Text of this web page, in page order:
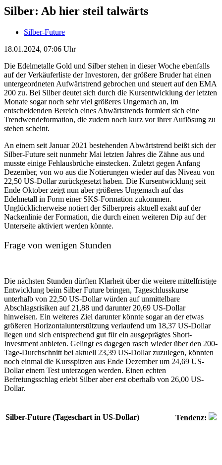
Silber: Ab hier steil talwärts
Silber-Future
18.01.2024, 07:06 Uhr
Die Edelmetalle Gold und Silber stehen in dieser Woche ebenfalls
auf der Verkäuferliste der Investoren, der größere Bruder hat einen
untergeordneten Aufwärtstrend gebrochen und steuert auf den EMA
200 zu. Bei Silber deutet sich durch die Kursentwicklung der letzten
Monate sogar noch sehr viel größeres Ungemach an, im
entscheidenden Bereich eines Abwärtstrends formiert sich eine
Trendwendeformation, die zudem noch kurz vor ihrer Auflösung zu
stehen scheint.
An einem seit Januar 2021 bestehenden Abwärtstrend beißt sich der
Silber-Future seit nunmehr Mai letzten Jahres die Zähne aus und
musste einige Fehlausbrüche einstecken. Zuletzt gegen Anfang
Dezember, von wo aus die Notierungen wieder auf das Niveau von
22,50 US-Dollar zurückgesetzt haben. Die Kursentwicklung seit
Ende Oktober zeigt nun aber größeres Ungemach auf das
Edelmetall in Form einer SKS-Formation zukommen.
Unglücklicherweise notiert der Silberpreis aktuell exakt auf der
Nackenlinie der Formation, die durch einen weiteren Dip auf der
Unterseite aktiviert werden könnte.
Frage von wenigen Stunden
Die nächsten Stunden dürften Klarheit über die weitere mittelfristige
Entwicklung beim Silber Future bringen, Tageschlusskurse
unterhalb von 22,50 US-Dollar würden auf unmittelbare
Abschlagsrisiken auf 21,88 und darunter 20,69 US-Dollar
hinweisen. Ein weiteres Ziel darunter könnte sogar an der etwas
größeren Horizontalunterstützung verlaufend um 18,37 US-Dollar
liegen und sich entsprechend gut für ein ausgeprägtes Short-
Investment anbieten. Gelingt es dagegen rasch wieder über den 200-
Tage-Durchschnitt bei aktuell 23,39 US-Dollar zuzulegen, könnten
noch einmal die Kursspitzen aus Ende Dezember um 24,69 US-
Dollar einem Test unterzogen werden. Einen echten
Befreiungsschlag erlebt Silber aber erst oberhalb von 26,00 US-
Dollar.
Silber-Future (Tageschart in US-Dollar) Tendenz: